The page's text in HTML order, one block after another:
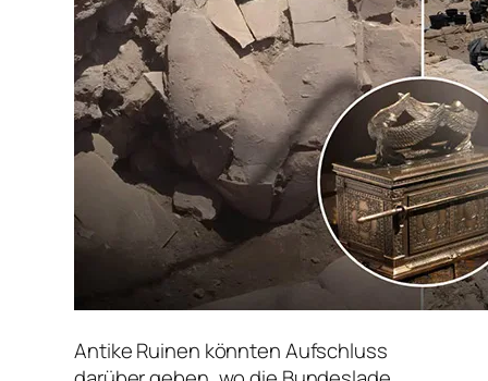
Antike Ruinen könnten Aufschluss